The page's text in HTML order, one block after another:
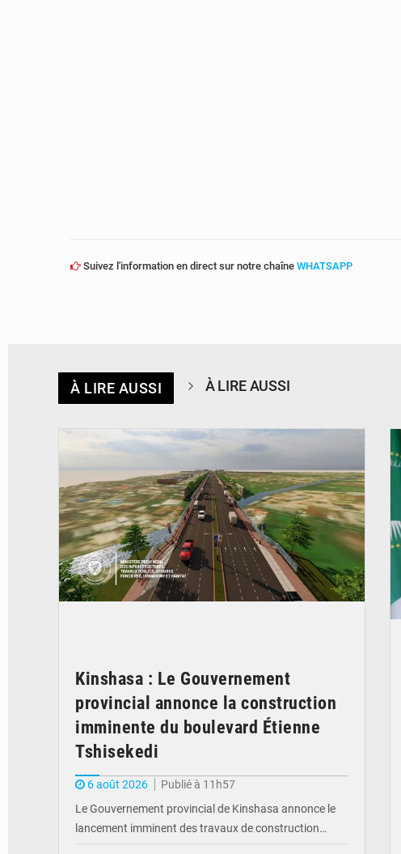
Suivez l'information en direct sur notre chaîne WHATSAPP
À LIRE AUSSI À LIRE AUSSI
Kinshasa : Le Gouvernement
provincial annonce la construction
imminente du boulevard Étienne
Tshisekedi
6 août 2026
Publié à 11h57
Le Gouvernement provincial de Kinshasa annonce le
lancement imminent des travaux de construction…